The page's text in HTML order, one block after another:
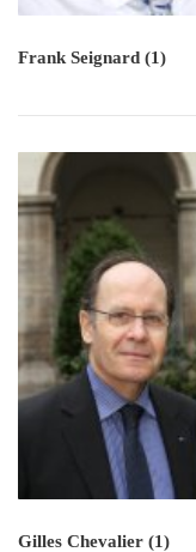
Frank Seignard (1)
Gilles Chevalier (1)